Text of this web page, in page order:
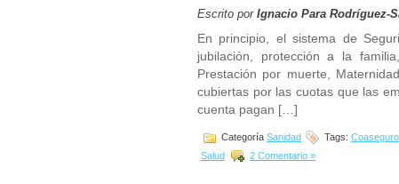
Escrito por Ignacio Para Rodríguez-
En principio, el sistema de
jubilación, protección a la
Prestación por muerte,
cubiertas por las cuotas que las
cuenta pagan […]
Categoría Sanidad Tags:
Salud
2 Comentario »